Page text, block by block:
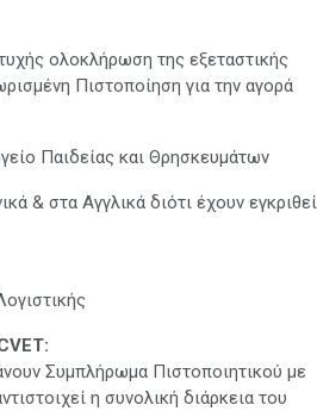
ολοκλήρωση της εξεταστικής
Πιστοποίηση για την αγορά
Παιδείας και Θρησκευμάτων
& στα Αγγλικά διότι έχουν εγκριθεί
Συμπλήρωμα Πιστοποιητικού με
η συνολική διάρκεια του